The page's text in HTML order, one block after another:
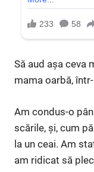
Să aud așa ceva
mama oarbă,
Am condus-o
scările, și, cum
la un ceai. Am
am ridicat să